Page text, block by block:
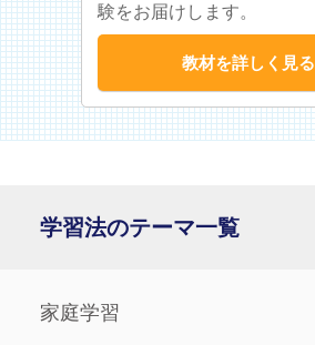
験をお届けします。
教材を詳しく見る
学習法のテーマ一覧
家庭学習